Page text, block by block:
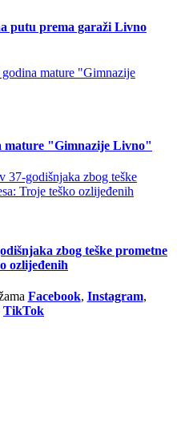
putu prema garaži Livno
mature "Gimnazije Livno"
zbog teške prometne
ozlijeđenih
Facebook, Instagram,
TikTok